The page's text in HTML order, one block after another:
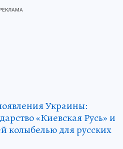
Украины:
«Киевская Русь» и
колыбелью для русских